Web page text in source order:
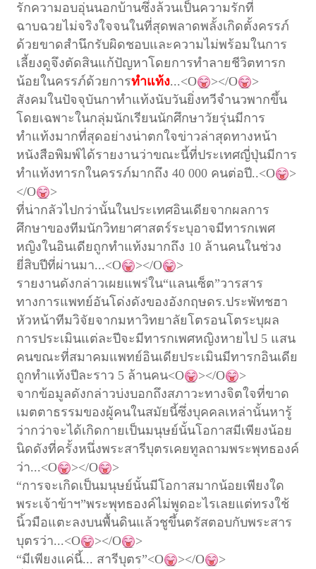
รักความอบอุ่นนอกบ้านซึ่งล้วนเป็นความรักที่
ฉาบฉวยไม่จริงใจจนในที่สุดพลาดพลั้งเกิดตั้งครรภ์
ด้วยขาดสำนึกรับผิดชอบและความไม่พร้อมในการ
เลี้ยงดูจึงตัดสินแก้ปัญหาโดยการทำลายชีวิตทารก
น้อยในครรภ์ด้วยการทำแท้ง...<O ></O
>
สังคมในปัจจุบันกาทำแท้งนับวันยิ่งทวีจำนวพากขึ้น
โดยเฉพาะในกลุ่มนักเรียนนักศึกษาวัยรุ่นมีการ
ทำแท้งมากที่สุดอย่างน่าตกใจข่าวล่าสุดทางหน้า
หนังสือพิมพ์ได้รายงานว่าขณะนี้ที่ประเทศญี่ปุ่นมีการ
ทำแท้งทารกในครรภ์มากถึง 40 000 คนต่อปี..<O
>
</O
>
ที่น่ากลัวไปกว่านั้นในประเทศอินเดียจากผลการ
ศึกษาของทีมนักวิทยาศาสตร์ระบุอาจมีทารกเพศ
หญิงในอินเดียถูกทำแท้งมากถึง 10 ล้านคนในช่วง
ยี่สิบปีที่ผ่านมา...<O ></O
>
รายงานดังกล่าวเผยแพร่ใน“แลนเซ็ต”วารสาร
ทางการแพทย์อันโด่งดังของอังกฤษดร.ประพัทชฮา
หัวหน้าทีมวิจัยจากมหาวิทยาลัยโตรอนโตระบุผล
การประเมินแต่ละปีจะมีทารกเพศหญิงหายไป 5 แสน
คนขณะที่สมาคมแพทย์อินเดียประเมินมีทารกอินเดีย
ถูกทำแท้งปีละราว 5 ล้านคน<O ></O
>
จากข้อมูลดังกล่าวบ่งบอกถึงสภาวะทางจิตใจที่ขาด
เมตตาธรรมของผู้คนในสมัยนี้ซึ่งบุคคลเหล่านั้นหารู้
ว่ากว่าจะได้เกิดกายเป็นมนุษย์นั้นโอกาสมีเพียงน้อย
นิดดังที่ครั้งหนึ่งพระสารีบุตรเคยทูลถามพระพุทธองค์
ว่า...<O ></O
>
“การจะเกิดเป็นมนุษย์นั้นมีโอกาสมากน้อยเพียงใด
พระเจ้าข้าฯ”พระพุทธองค์ไม่พูดอะไรเลยแต่ทรงใช้
นิ้วมือแตะลงบนพื้นดินแล้วชูขึ้นตรัสตอบกับพระสาร
บุตรว่า...<O ></O
>
“มีเพียงแค่นี้... สารีบุตร”<O ></O
>